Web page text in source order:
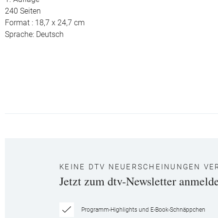
240 Seiten
Format : 18,7 x 24,7 cm
Sprache: Deutsch
KEINE DTV NEUERSCHEINUNGEN
Jetzt zum dtv-Newsletter
Programm-Highlights und E-Book-Schnäppchen